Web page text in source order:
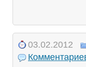
03.02.2012